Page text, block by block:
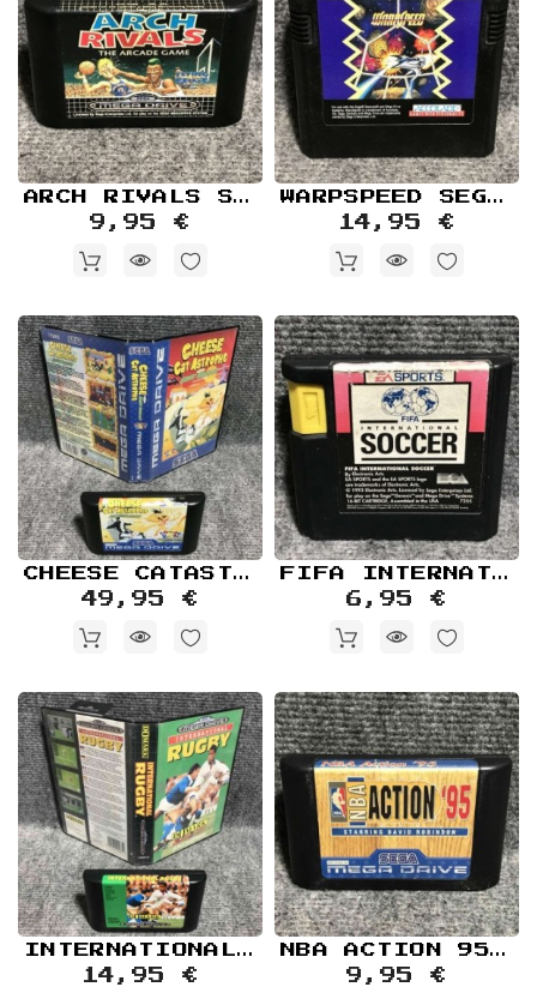
ARCH RIVALS SEGA MEGA DRIVE
9,95 €
WARPSPEED SEGA MEGA DRIVE
14,95 €
CHEESE CATASTROPHE SEGA MEGA DRIVE
49,95 €
FIFA INTERNATIONAL SOCCER SEGA MEGA DRIVE
6,95 €
INTERNATIONAL RUGBY SEGA MEGA DRIVE
14,95 €
NBA ACTION 95 SEGA MEGA DRIVE
9,95 €